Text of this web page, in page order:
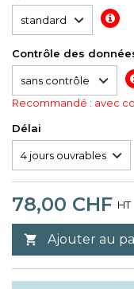
Contrôle des
Recommandé : avec
Délai
78,00 CHF HT
 Ajouter au